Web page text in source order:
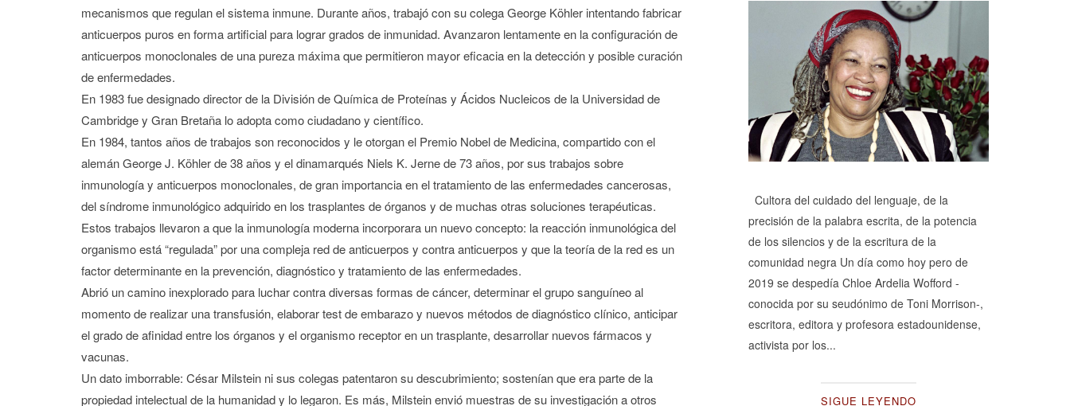
mecanismos que regulan el sistema inmune. Durante años, trabajó con su colega George Köhler intentando fabricar
anticuerpos puros en forma artificial para lograr grados de inmunidad. Avanzaron lentamente en la configuración de
anticuerpos monoclonales de una pureza máxima que permitieron mayor eficacia en la detección y posible curación
de enfermedades.
En 1983 fue designado director de la División de Química de Proteínas y Ácidos Nucleicos de la Universidad de
Cambridge y Gran Bretaña lo adopta como ciudadano y científico.
En 1984, tantos años de trabajos son reconocidos y le otorgan el Premio Nobel de Medicina, compartido con el
alemán George J. Köhler de 38 años y el dinamarqués Niels K. Jerne de 73 años, por sus trabajos sobre
inmunología y anticuerpos monoclonales, de gran importancia en el tratamiento de las enfermedades cancerosas,
del síndrome inmunológico adquirido en los trasplantes de órganos y de muchas otras soluciones terapéuticas.
Estos trabajos llevaron a que la inmunología moderna incorporara un nuevo concepto: la reacción inmunológica del
organismo está “regulada” por una compleja red de anticuerpos y contra anticuerpos y que la teoría de la red es un
factor determinante en la prevención, diagnóstico y tratamiento de las enfermedades.
Abrió un camino inexplorado para luchar contra diversas formas de cáncer, determinar el grupo sanguíneo al
momento de realizar una transfusión, elaborar test de embarazo y nuevos métodos de diagnóstico clínico, anticipar
el grado de afinidad entre los órganos y el organismo receptor en un trasplante, desarrollar nuevos fármacos y
vacunas.
Un dato imborrable: César Milstein ni sus colegas patentaron su descubrimiento; sostenían que era parte de la
propiedad intelectual de la humanidad y lo legaron. Es más, Milstein envió muestras de su investigación a otros
Cultora del cuidado del lenguaje, de la
precisión de la palabra escrita, de la potencia
de los silencios y de la escritura de la
comunidad negra Un día como hoy pero de
2019 se despedía Chloe Ardelia Wofford -
conocida por su seudónimo de Toni Morrison-,
escritora, editora y profesora estadounidense,
activista por los...
SIGUE LEYENDO